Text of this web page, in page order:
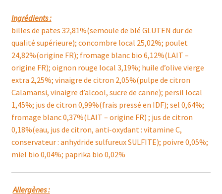
Ingrédients :
billes de pates 32,81%(semoule de blé GLUTEN dur de
qualité supérieure); concombre local 25,02%; poulet
24,82%(origine FR); fromage blanc bio 6,12%(LAIT –
origine FR); oignon rouge local 3,19%; huile d’olive vierge
extra 2,25%; vinaigre de citron 2,05%(pulpe de citron
Calamansi, vinaigre d’alcool, sucre de canne); persil local
1,45%; jus de citron 0,99%(frais pressé en IDF); sel 0,64%;
fromage blanc 0,37%(LAIT – origine FR) ; jus de citron
0,18%(eau, jus de citron, anti-oxydant : vitamine C,
conservateur : anhydride sulfureux SULFITE); poivre 0,05%;
miel bio 0,04%; paprika bio 0,02%
Allergènes :